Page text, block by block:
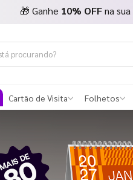
🎁 Ganhe 10% OFFna sua
Cartão de Visita Folhetos